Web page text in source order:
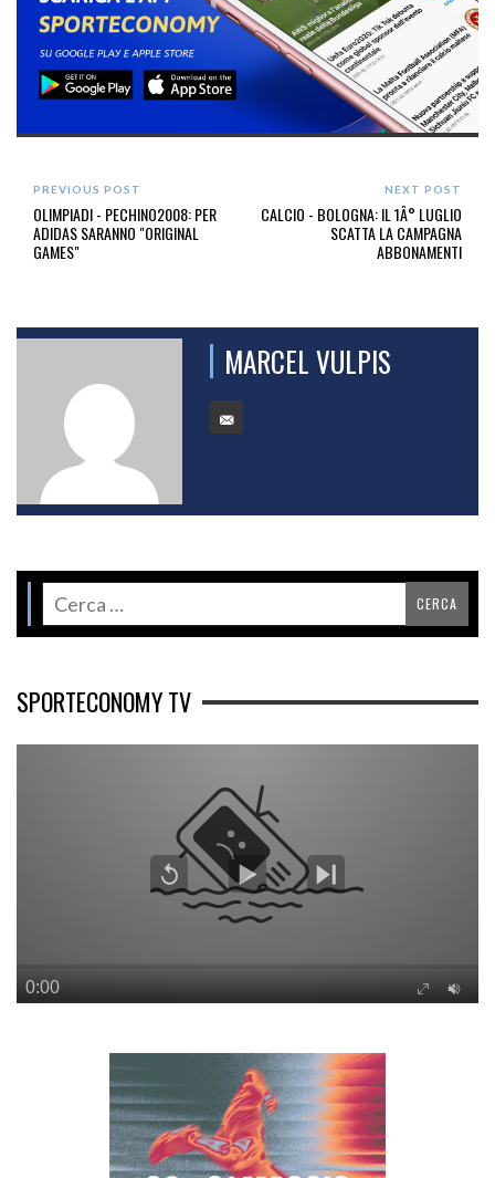
PREVIOUS POST
OLIMPIADI - PECHINO2008: PER
ADIDAS SARANNO "ORIGINAL
GAMES"
NEXT POST
CALCIO - BOLOGNA: IL 1Â° LUGLIO
SCATTA LA CAMPAGNA
ABBONAMENTI
MARCEL VULPIS
SPORTECONOMY TV